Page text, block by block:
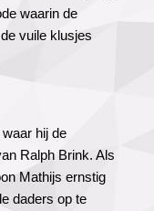
waarin de
vuile klusjes
hij de
Ralph Brink. Als
Mathijs ernstig
daders op te